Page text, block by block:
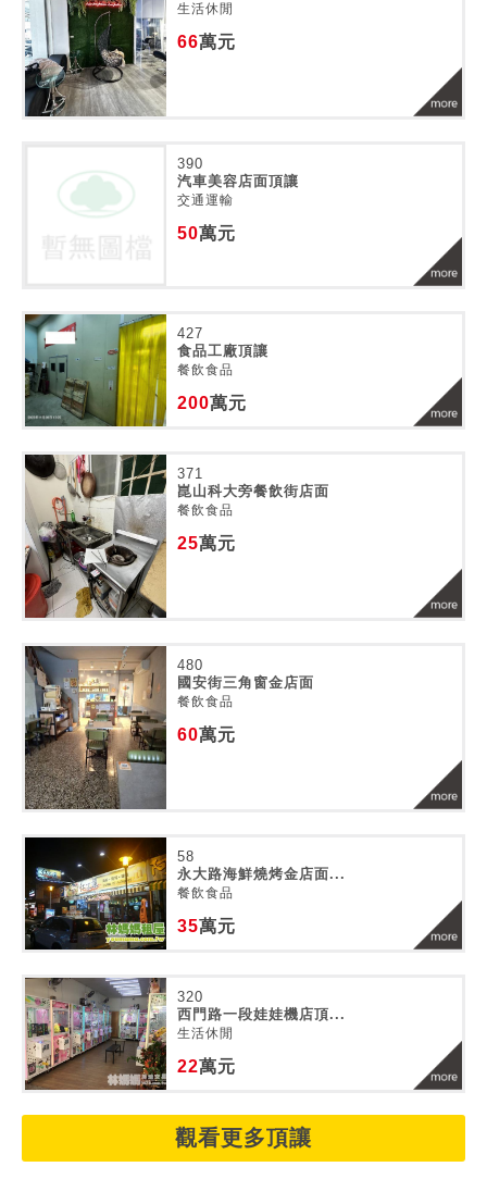
生活休閒
66萬元
390
汽車美容店面頂讓
交通運輸
50萬元
427
食品工廠頂讓
餐飲食品
200萬元
371
崑山科大旁餐飲街店面
餐飲食品
25萬元
480
國安街三角窗金店面
餐飲食品
60萬元
58
永大路海鮮燒烤金店面...
餐飲食品
35萬元
320
西門路一段娃娃機店頂...
生活休閒
22萬元
觀看更多頂讓